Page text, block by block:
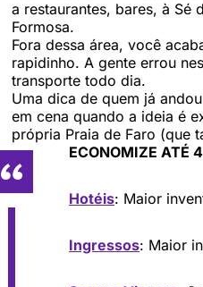
a restaurantes, bares, à Sé
Formosa.
Fora dessa área, você
rapidinho. A gente errou
transporte todo dia.
Uma dica de quem já
em cena quando a ideia é
própria Praia de Faro (que
ECONOMIZE ATÉ
Hotéis: Maior
Ingressos: Maior